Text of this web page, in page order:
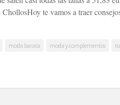
ChollosHoy te vamos a traer
moda barata moda y complementos